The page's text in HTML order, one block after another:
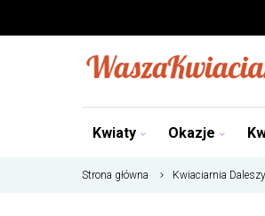
Kwiaty Okazje
Strona główna Kwiaciarnia